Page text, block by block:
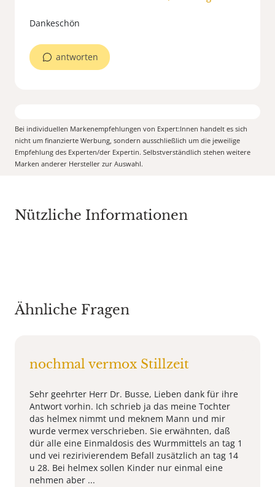
Dankeschön
antworten
Bei individuellen Markenempfehlungen von Expert:Innen handelt es sich
nicht um finanzierte Werbung, sondern ausschließlich um die jeweilige
Empfehlung des Experten/der Expertin. Selbstverständlich stehen weitere
Marken anderer Hersteller zur Auswahl.
Nützliche Informationen
Ähnliche Fragen
nochmal vermox Stillzeit
Sehr geehrter Herr Dr. Busse, Lieben dank für ihre
Antwort vorhin. Ich schrieb ja das meine Tochter
das helmex nimmt und meknem Mann und mir
wurde vermex verschrieben. Sie erwähnten, daß
dür alle eine Einmaldosis des Wurmmittels an tag 1
und vei rezirivierendem Befall zusätzlich an tag 14
u 28. Bei helmex sollen Kinder nur einmal eine
nehmen aber ...